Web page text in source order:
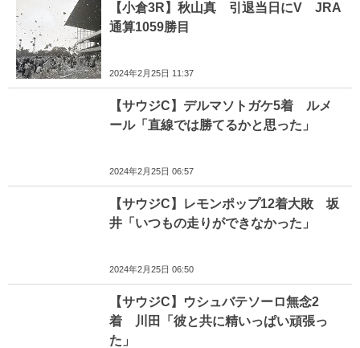
【小倉3R】秋山真 引退当日にV JRA
通算1059勝目
2024年2月25日 11:37
【サウジC】デルマソトガケ5着 ルメ
ール「直線では勝てるかと思った」
2024年2月25日 06:57
【サウジC】レモンポップ12着大敗 坂
井「いつもの走りができなかった」
2024年2月25日 06:50
【サウジC】ウシュバテソーロ無念2
着 川田「彼と共に精いっぱい頑張っ
た」